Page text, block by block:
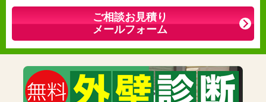
ご相談お見積り
メールフォーム